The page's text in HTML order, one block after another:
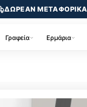
ΔΩΡΕΑΝ ΜΕΤΑΦΟΡΙΚΑ
Γραφεία Ερμάρια